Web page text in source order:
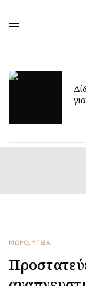
ΜΩΡΟ, ΥΓΕΙΑ